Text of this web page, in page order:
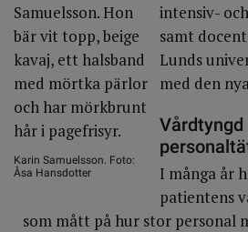
Karin Samuelsson. Foto:
Åsa Hansdotter
intensiv-
samt
Lunds
med den
I många år
patientens
som mått på hur stor personal